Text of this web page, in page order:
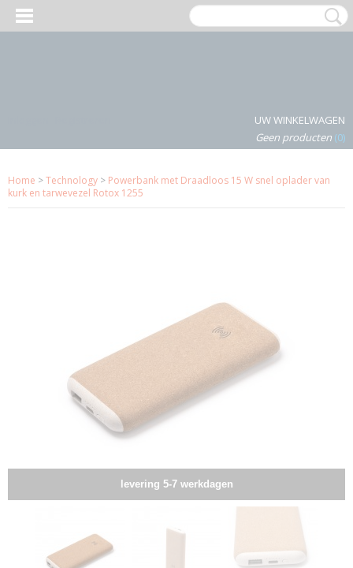
UW WINKELWAGEN
Geen producten (0)
Home >Technology > Powerbank met Draadloos 15 W snel oplader van
kurk en tarwevezel Rotox 1255
levering 5-7 werkdagen